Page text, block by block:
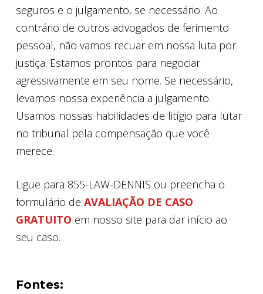
seguros e o julgamento, se necessário. Ao
contrário de outros advogados de ferimento
pessoal, não vamos recuar em nossa luta por
justiça. Estamos prontos para negociar
agressivamente em seu nome. Se necessário,
levamos nossa experiência a julgamento.
Usamos nossas habilidades de litígio para lutar
no tribunal pela compensação que você
merece.
Ligue para 855-LAW-DENNIS ou preencha o
formulário de AVALIAÇÃO DE CASO
GRATUITO em nosso site para dar início ao
seu caso.
Fontes: